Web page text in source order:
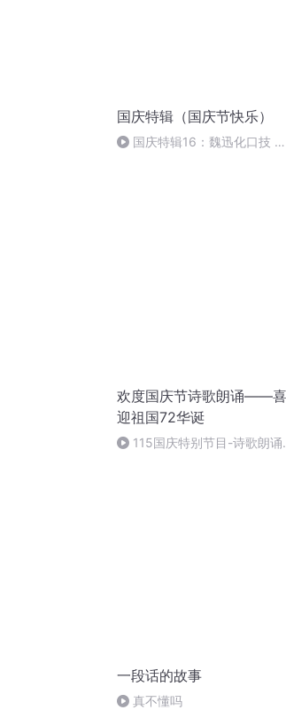
国庆特辑（国庆节快乐）
国庆特辑16：魏迅化口技 二
欢度国庆节诗歌朗诵——喜
迎祖国72华诞
115国庆特别节目-诗歌朗诵
一段话的故事
真不懂吗